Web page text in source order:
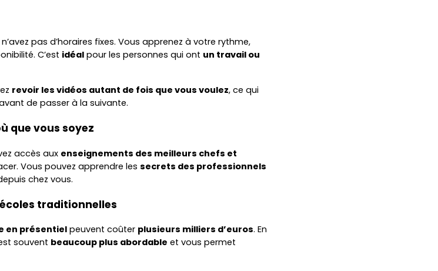
pas d’horaires fixes. Vous apprenez à votre rythme,
C’est idéal pour les personnes qui ont un travail ou
revoir les vidéos autant de fois que vous voulez, ce qui
de passer à la suivante.
que vous soyez
accès aux enseignements des meilleurs chefs et
Vous pouvez apprendre les secrets des professionnels
chez vous.
traditionnelles
en présentielpeuvent coûter plusieurs milliers d’euros. En
souvent beaucoup plus abordable et vous permet